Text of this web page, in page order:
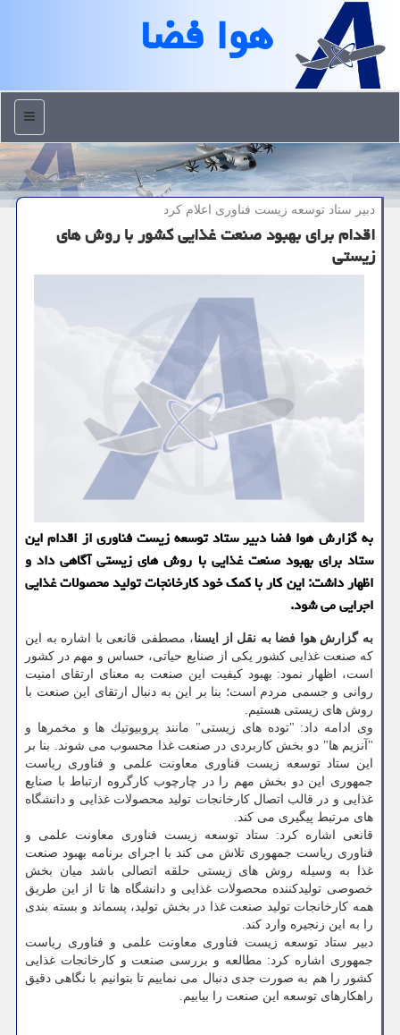
هوا فضا
منو
دبیر ستاد توسعه زیست فناوری اعلام كرد
اقدام برای بهبود صنعت غذایی كشور با روش های
زیستی
به گزارش هوا فضا دبیر ستاد توسعه زیست فناوری از اقدام این
ستاد برای بهبود صنعت غذایی با روش های زیستی آگاهی داد و
اظهار داشت: این كار با كمك خود كارخانجات تولید محصولات غذایی
اجرایی می شود.
به گزارش هوا فضا به نقل از ایسنا، مصطفی قانعی با اشاره به این
كه صنعت غذایی كشور یكی از صنایع حیاتی، حساس و مهم در كشور
است، اظهار نمود: بهبود كیفیت این صنعت به معنای ارتقای امنیت
روانی و جسمی مردم است؛ بنا بر این به دنبال ارتقای این صنعت با
روش های زیستی هستیم.
وی ادامه داد: "توده های زیستی" مانند پروبیوتیك ها و مخمرها و
"آنزیم ها" دو بخش كاربردی در صنعت غذا محسوب می شوند. بنا بر
این ستاد توسعه زیست فناوری معاونت علمی و فناوری ریاست
جمهوری این دو بخش مهم را در چارچوب كارگروه ارتباط با صنایع
غذایی و در قالب اتصال كارخانجات تولید محصولات غذایی و دانشگاه
های مرتبط پیگیری می كند.
قانعی اشاره كرد: ستاد توسعه زیست فناوری معاونت علمی و
فناوری ریاست جمهوری تلاش می كند با اجرای برنامه بهبود صنعت
غذا به وسیله روش های زیستی حلقه اتصالی باشد میان بخش
خصوصی تولیدكننده محصولات غذایی و دانشگاه ها تا از این طریق
همه كارخانجات تولید صنعت غذا در بخش تولید، پسماند و بسته بندی
را به این زنجیره وارد كند.
دبیر ستاد توسعه زیست فناوری معاونت علمی و فناوری ریاست
جمهوری اشاره كرد: مطالعه و بررسی صنعت و كارخانجات غذایی
كشور را هم به صورت جدی دنبال می نماییم تا بتوانیم با نگاهی دقیق
راهكارهای توسعه این صنعت را بیابیم.